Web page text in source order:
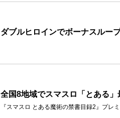
ダブルヒロインでボーナスルー
全国8地域でスマスロ「とある
『スマスロ とある魔術の禁書目録2』プレ